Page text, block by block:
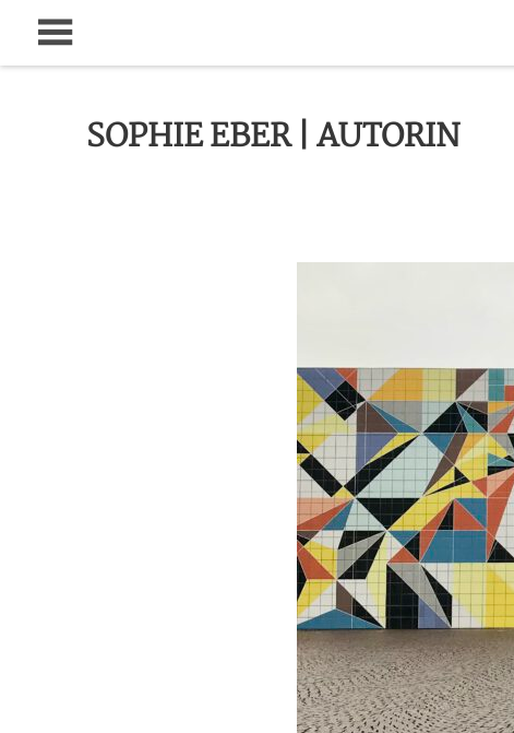
Zum
Inhalt
springen
SOPHIE EBER | AUTORIN